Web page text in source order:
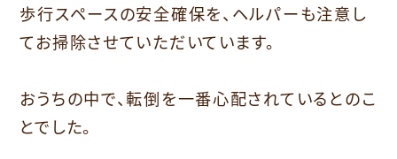
歩行スペースの安全確保を、ヘルパーも注意し
てお掃除させていただいています。
おうちの中で、転倒を一番心配されているとのこ
とでした。